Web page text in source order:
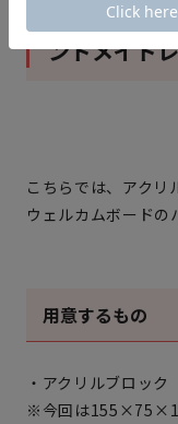
透明感を生
ンドメイド
こちらでは、アクリ
ウェルカムボードの
用意するもの
・アクリルブロック
※今回は